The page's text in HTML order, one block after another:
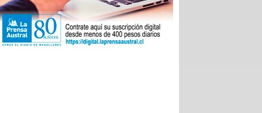
La feria ha permitido romper las barreras
tradicionales de intermediación. Al habilitar tres
salones de exposición para dar respuesta al alto
interés de los participantes, se generó un
ecosistema donde convivieron distribuidoras